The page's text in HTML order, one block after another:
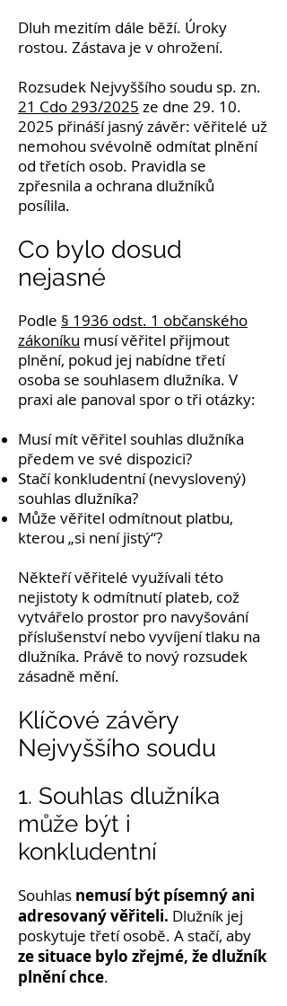
Dluh mezitím dále běží. Úroky
rostou. Zástava je v ohrožení.
Rozsudek Nejvyššího soudu sp. zn.
21 Cdo 293/2025 ze dne 29. 10.
2025 přináší jasný závěr: věřitelé už
nemohou svévolně odmítat plnění
od třetích osob. Pravidla se
zpřesnila a ochrana dlužníků
posílila.
Co bylo dosud
nejasné
Podle § 1936 odst. 1 občanského
zákoníku musí věřitel přijmout
plnění, pokud jej nabídne třetí
osoba se souhlasem dlužníka. V
praxi ale panoval spor o tři otázky:
Musí mít věřitel souhlas dlužníka
předem ve své dispozici?
Stačí konkludentní (nevyslovený)
souhlas dlužníka?
Může věřitel odmítnout platbu,
kterou „si není jistý“?
Někteří věřitelé využívali této
nejistoty k odmítnutí plateb, což
vytvářelo prostor pro navyšování
příslušenství nebo vyvíjení tlaku na
dlužníka. Právě to nový rozsudek
zásadně mění.
Klíčové závěry
Nejvyššího soudu
1. Souhlas dlužníka
může být i
konkludentní
Souhlas nemusí být písemný ani
adresovaný věřiteli. Dlužník jej
poskytuje třetí osobě. A stačí, aby
ze situace bylo zřejmé, že dlužník
plnění chce.